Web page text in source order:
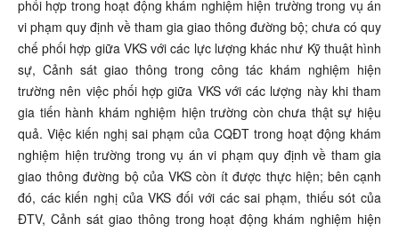
phối hợp trong hoạt động khám nghiệm hiện trường trong vụ án
vi phạm quy định về tham gia giao thông đường bộ; chưa có quy
chế phối hợp giữa VKS với các lực lượng khác như Kỹ thuật hình
sự, Cảnh sát giao thông trong công tác khám nghiệm hiện
trường nên việc phối hợp giữa VKS với các lượng này khi tham
gia tiến hành khám nghiệm hiện trường còn chưa thật sự hiệu
quả. Việc kiến nghị sai phạm của CQĐT trong hoạt động khám
nghiệm hiện trường trong vụ án vi phạm quy định về tham gia
giao thông đường bộ của VKS còn ít được thực hiện; bên cạnh
đó, các kiến nghị của VKS đối với các sai phạm, thiếu sót của
ĐTV, Cảnh sát giao thông trong hoạt động khám nghiệm hiện